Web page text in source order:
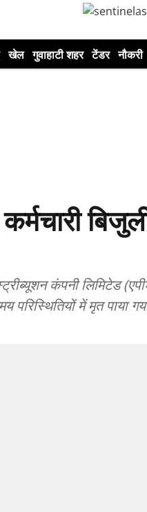
खेल गुवाहाटी शहर टेंडर नौकरी
कंपनी लिमिटेड
परिस्थितियों में मृत पाया